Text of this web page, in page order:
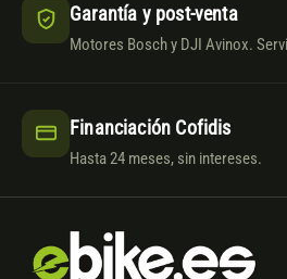
Garantía y post-venta
Motores Bosch y DJI Avinox.
Financiación Cofidis
Hasta 24 meses, sin intereses.